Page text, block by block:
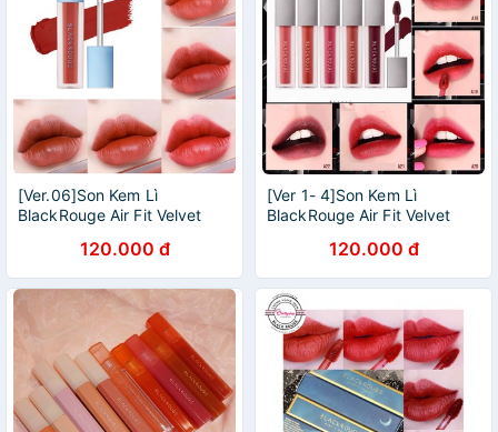
[Ver.06]Son Kem Lì
BlackRouge Air Fit Velvet
120.000 đ
[Ver 1- 4]Son Kem Lì
BlackRouge Air Fit Velvet
120.000 đ